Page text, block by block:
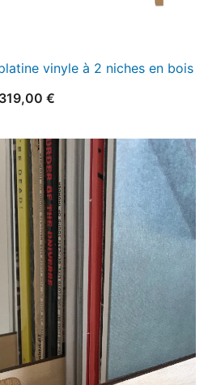
vinyle à 2 niches en bois
319,00 €